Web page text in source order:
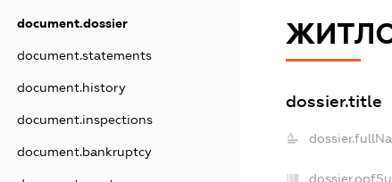
document.dossier
document.statements
document.history
document.inspections
document.bankruptcy
dossier.title